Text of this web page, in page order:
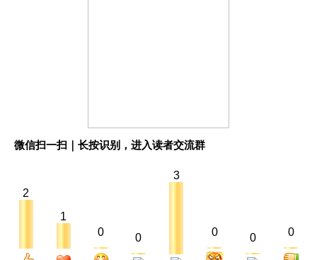
微信扫一扫｜长按识别，进入读者交流群
2
1
0 0
3
0 0 0